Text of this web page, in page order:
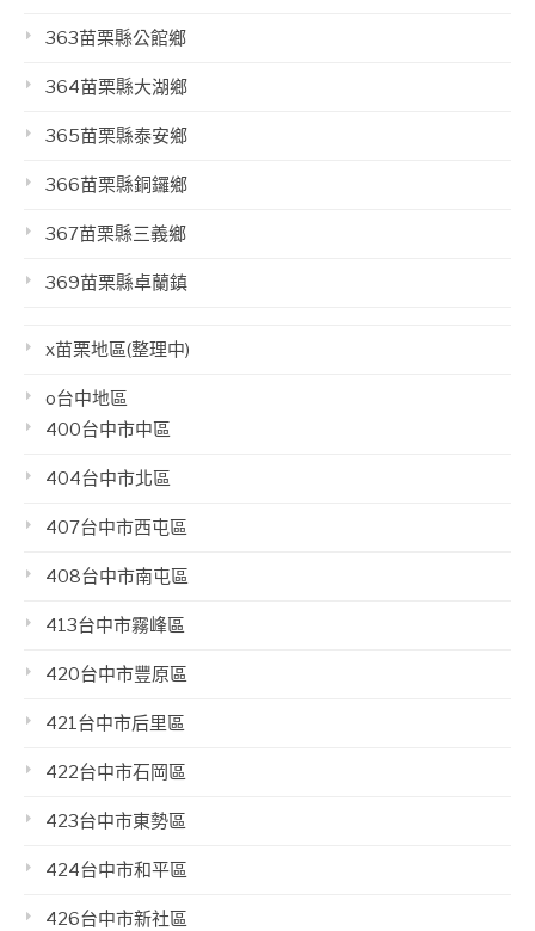
363苗栗縣公館鄉
364苗栗縣大湖鄉
365苗栗縣泰安鄉
366苗栗縣銅鑼鄉
367苗栗縣三義鄉
369苗栗縣卓蘭鎮
x苗栗地區(整理中)
o台中地區
400台中市中區
404台中市北區
407台中市西屯區
408台中市南屯區
413台中市霧峰區
420台中市豐原區
421台中市后里區
422台中市石岡區
423台中市東勢區
424台中市和平區
426台中市新社區